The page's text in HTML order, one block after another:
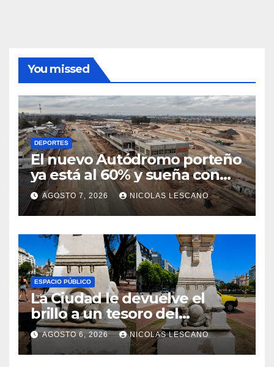
You missed
DEPORTES
El nuevo Autódromo porteño
ya está al 60% y sueña con
volver a tener Fórmula 1
AGOSTO 7, 2026 NICOLAS LESCANO
ESPACIO PÚBLICO
La Ciudad le devuelve el
brillo a un tesoro del
Centenario en Plaza del
Congreso
AGOSTO 6, 2026 NICOLAS LESCANO